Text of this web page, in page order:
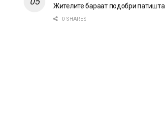
Жителите бараат подобри патишта
0 SHARES